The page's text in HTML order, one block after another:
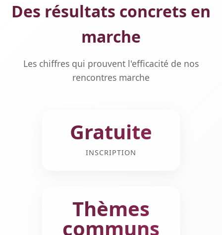
Des résultats concrets en
marche
Les chiffres qui prouvent l'efficacité de nos
rencontres marche
Gratuite
INSCRIPTION
Thèmes
communs